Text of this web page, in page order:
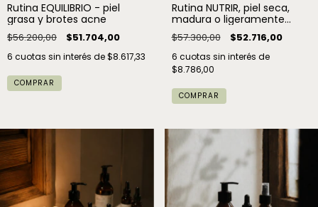
Rutina EQUILIBRIO - piel
grasa y brotes acne
$56.200,00 $51.704,00
6 cuotas sin interés de$8.617,33
COMPRAR
Rutina NUTRIR, piel seca,
madura o ligeramente
sensible
$57.300,00 $52.716,00
6 cuotas sin interés de
$8.786,00
COMPRAR